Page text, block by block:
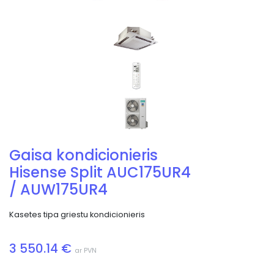
Gaisa kondicionieris
Hisense Split AUC175UR4
/ AUW175UR4
Kasetes tipa griestu kondicionieris
3 550.14 € ar PVN